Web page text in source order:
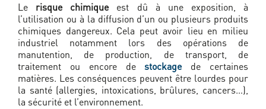
Le risque chimiqueest dû à une exposition, à
l’utilisation ou à la diffusion d’un ou plusieurs produits
chimiques dangereux. Cela peut avoir lieu en milieu
industriel notamment lors des opérations de
manutention, de production, de transport, de
traitement ou encore destockagede certaines
matières. Les conséquences peuvent être lourdes pour
la santé (allergies, intoxications, brûlures, cancers…),
la sécurité et l’environnement.